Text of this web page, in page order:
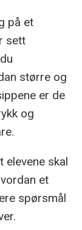
på et
sett
større og
er de
og
elevene skal
et
spørsmål